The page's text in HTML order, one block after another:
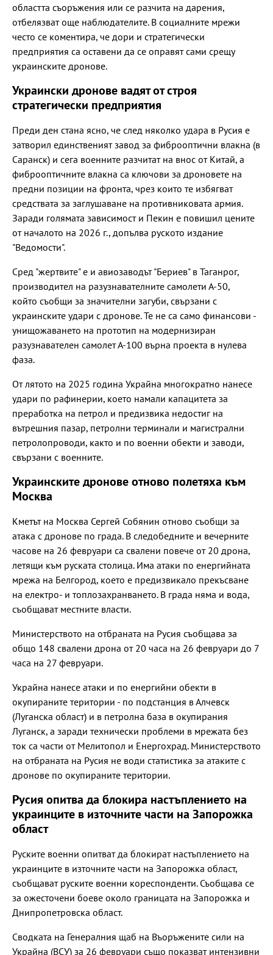
областта съоръжения или се разчита на дарения,
отбелязват още наблюдателите. В социалните мрежи
често се коментира, че дори и стратегически
предприятия са оставени да се оправят сами срещу
украинските дронове.
Украински дронове вадят от строя
стратегически предприятия
Преди ден стана ясно, че след няколко удара в Русия е
затворил единственият завод за фиброоптични влакна (в
Саранск) и сега военните разчитат на внос от Китай, а
фиброоптичните влакна са ключови за дроновете на
предни позиции на фронта, чрез които те избягват
средствата за заглушаване на противниковата армия.
Заради голямата зависимост и Пекин е повишил цените
от началото на 2026 г., допълва руското издание
"Ведомости".
Сред "жертвите" е и авиозаводът "Бериев" в Таганрог,
производител на разузнавателните самолети А-50,
който съобщи за значителни загуби, свързани с
украинските удари с дронове. Те не са само финансови -
унищожаването на прототип на модернизиран
разузнавателен самолет А-100 върна проекта в нулева
фаза.
От лятото на 2025 година Украйна многократно нанесе
удари по рафинерии, което намали капацитета за
преработка на петрол и предизвика недостиг на
вътрешния пазар, петролни терминали и магистрални
петролопроводи, както и по военни обекти и заводи,
свързани с военните.
Украинските дронове отново полетяха към
Москва
Кметът на Москва Сергей Собянин отново съобщи за
атака с дронове по града. В следобедните и вечерните
часове на 26 февруари са свалени повече от 20 дрона,
летящи към руската столица. Има атаки по енергийната
мрежа на Белгород, което е предизвикало прекъсване
на електро- и топлозахранването. В града няма и вода,
съобщават местните власти.
Министерството на отбраната на Русия съобщава за
общо 148 свалени дрона от 20 часа на 26 февруари до 7
часа на 27 февруари.
Украйна нанесе атаки и по енергийни обекти в
окупираните територии - по подстанция в Алчевск
(Луганска област) и в петролна база в окупирания
Луганск, а заради технически проблеми в мрежата без
ток са части от Мелитопол и Енергохрад. Министерството
на отбраната на Русия не води статистика за атаките с
дронове по окупираните територии.
Русия опитва да блокира настъплението на
украинците в източните части на Запорожка
област
Руските военни опитват да блокират настъплението на
украинците в източните части на Запорожка област,
съобщават руските военни кореспонденти. Съобщава се
за ожесточени боеве около границата на Запорожка и
Днипропетровска област.
Сводката на Генералния щаб на Въоръжените сили на
Украйна (ВСУ) за 26 февруари също показват интензивни